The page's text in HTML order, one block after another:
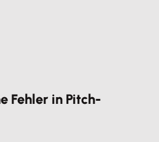
Fehler in Pitch-